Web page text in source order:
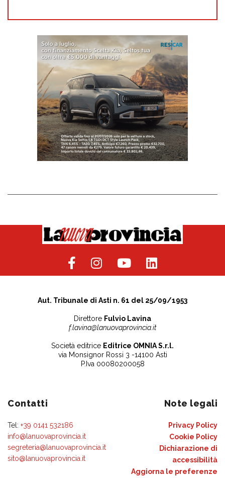
Aut. Tribunale di Asti n. 61 del 25/09/1953
Direttore Fulvio Lavina
f.lavina@lanuovaprovincia.it
Società editrice Editrice OMNIA S.r.l.
via Monsignor Rossi 3 -14100 Asti
P.Iva 00080200058
Contatti
Tel: +39 0141 532186
info@lanuovaprovincia.it
segreteria@lanuovaprovincia.it
sito@lanuovaprovincia.it
Note legali
Privacy Policy
Cookie Policy
Dichiarazione di
accessibilità
Aggiorna le preferenze